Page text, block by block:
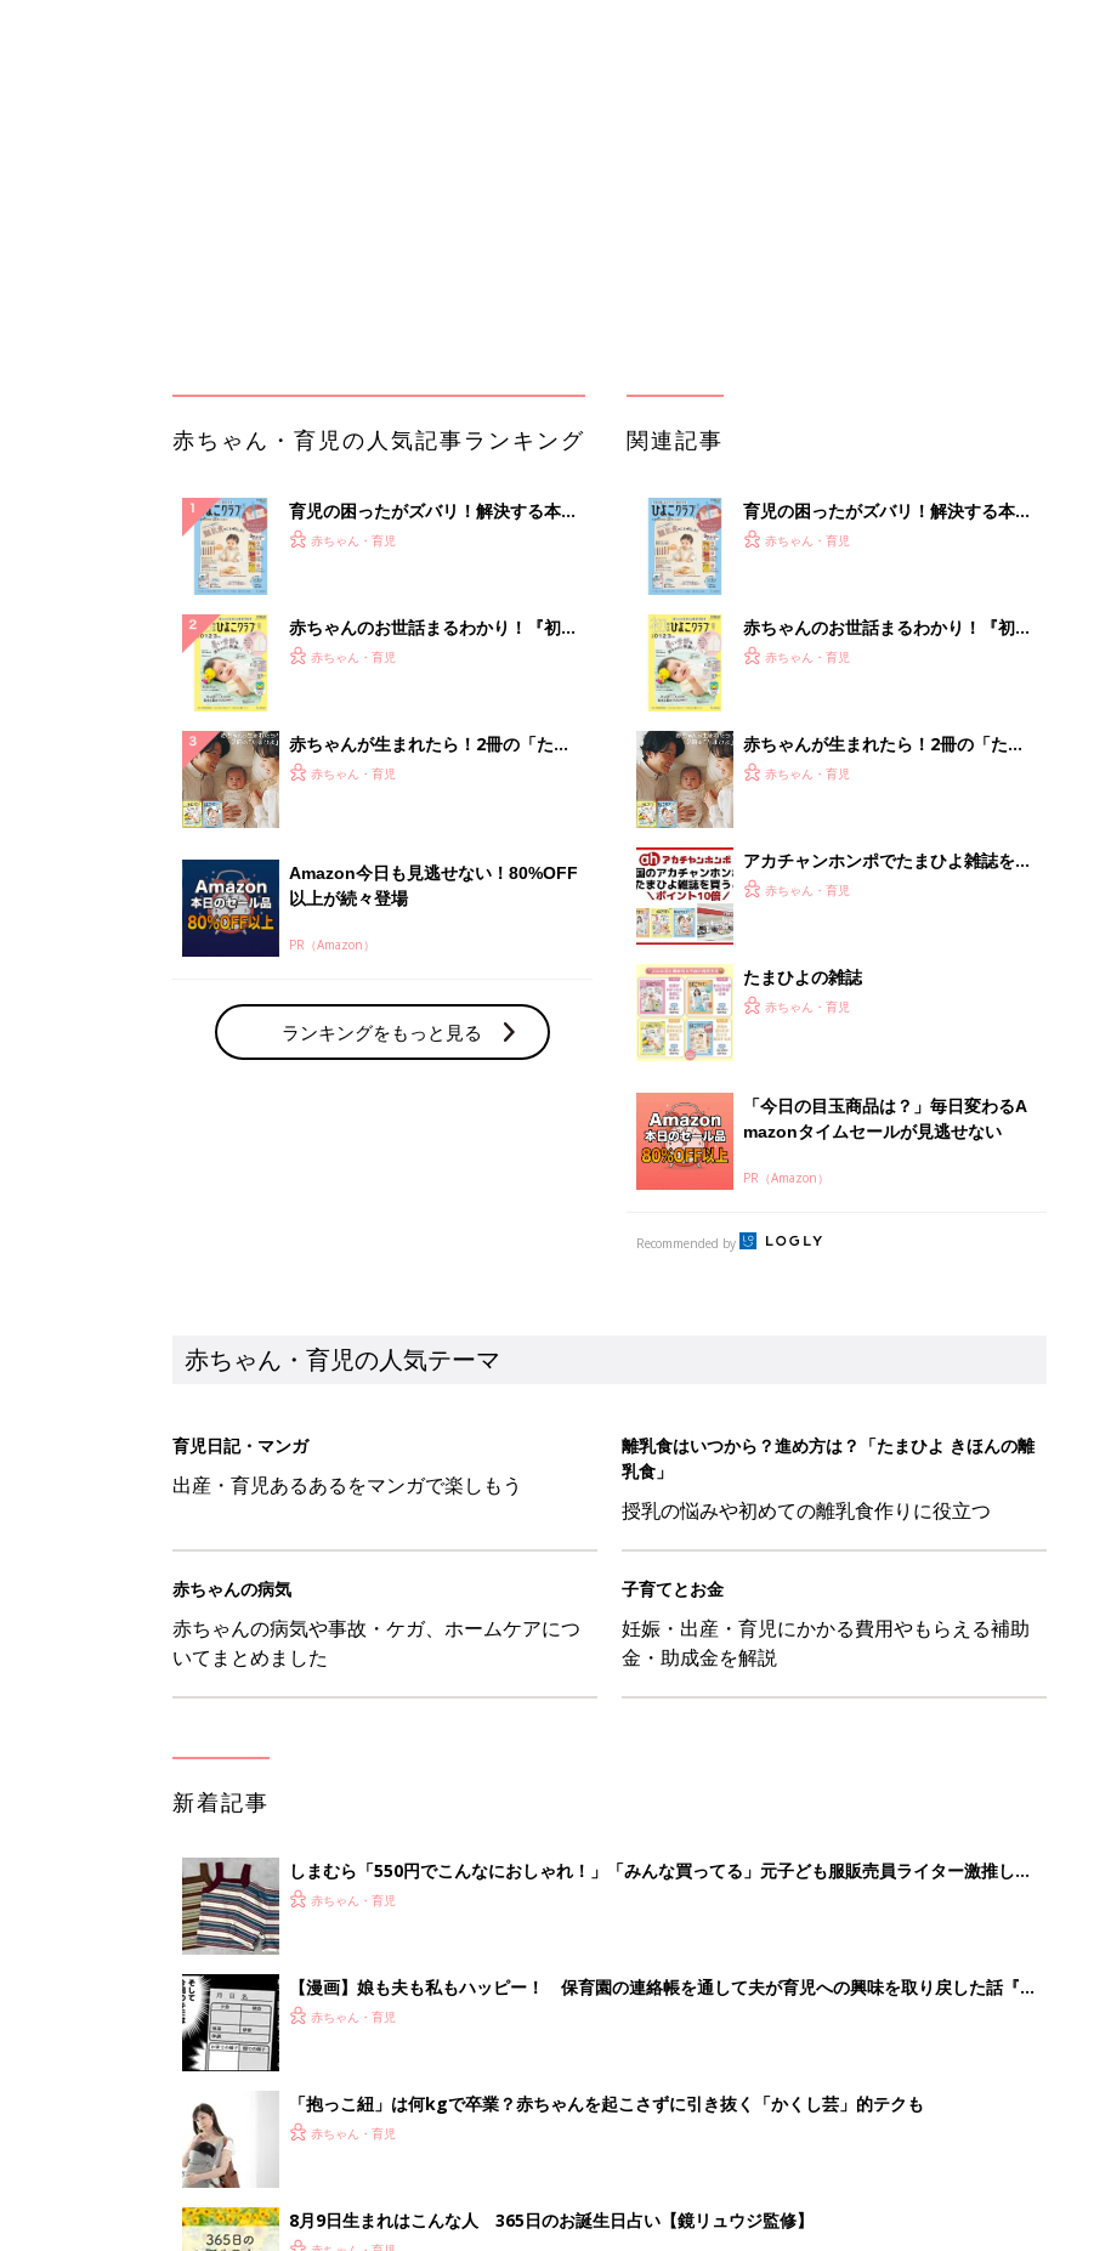
以上が続々登場
PR（Amazon）
ランキングをもっと見る
mazonタイムセールが見逃せない
PR（Amazon）
赤ちゃん・育児の人気テーマ
育児日記・マンガ
離乳食はいつから？進め方は？「たまひよ きほんの離
授乳の悩みや初めての離乳食作りに役立つ
子育てとお金
妊娠・出産・育児にかかる費用やもらえる補助
金・助成金を解説
しまむら「550円でこんなにおしゃれ！」「みんな買ってる」元子ども服販売員ライター激推し★
夏のバズりトップス4選
赤ちゃん・育児
【漫画】娘も夫も私もハッピー！ 保育園の連絡帳を通して夫が育児への興味を取り戻した話『ふ
赤ちゃん・育児
「抱っこ紐」は何kgで卒業？赤ちゃんを起こさずに引き抜く「かくし芸」的テクも
1 2 3 4 5 >